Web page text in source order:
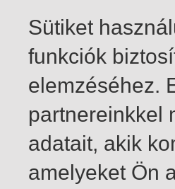
Sütiket
funkciók
elemzéséhez.
partnereinkkel
adatait, akik
amelyeket Ön